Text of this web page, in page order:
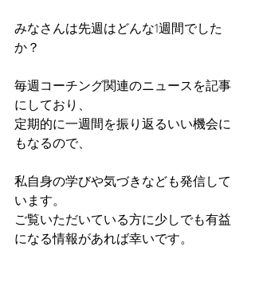
みなさんは先週はどんな1週間でした
か？
毎週コーチング関連のニュースを記事
にしており、
定期的に一週間を振り返るいい機会に
もなるので、
私自身の学びや気づきなども発信して
います。
ご覧いただいている方に少しでも有益
になる情報があれば幸いです。